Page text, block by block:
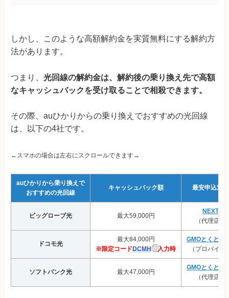
しかし、このような高額解約金を実質無料にする解約方
法があります。
つまり、 光回線の解約金は、解約後の乗り換え先で高額
なキャッシュバックを受け取ることで相殺できます。
その際、auひかりからの乗り換えでおすすめの光回線
は、以下の4社です。
←スマホの場合は左右にスクロールできます→
auひかりから乗り換えで
おすすめの光回線
キャッシュバック額 最安申込窓口
ビッグローブ光 最大59,000円
NEXT
（代理店）
ドコモ光
最大84,000円
※限定コードDCMH 入力時
GMOとくとく
（プロバイダ
ソフトバンク光 最大47,000円
GMOとくとく
（代理店）